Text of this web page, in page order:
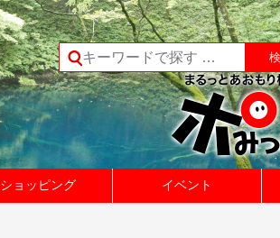
ショッピング イベント